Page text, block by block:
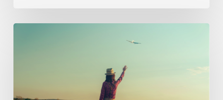
superé